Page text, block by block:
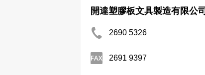
開達塑膠板文具製造有限公司
2690 5326
2691 9397